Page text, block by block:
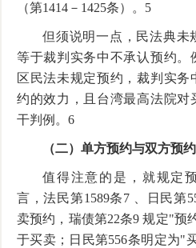
（第1414－1425条）。5
但须说明一点，民法典未
等于裁判实务中不承认预约。
区民法未规定预约，裁判实务
约的效力，且台湾最高法院对
干判例。6
（二）单方预约与双方预约
值得注意的是，就规定
言，法民第1589条7 、日民第
卖预约，瑞债第22条9 规定"预
于买卖；日民第556条明定为"